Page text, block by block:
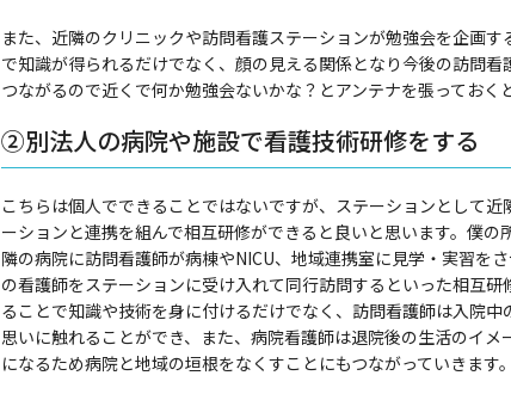
また、近隣のクリニックや訪問看護ステーションが勉強会を企画す
で知識が得られるだけでなく、顔の見える関係となり今後の訪問看
つながるので近くで何か勉強会ないかな？とアンテナを張っておく
②別法人の病院や施設で看護技術研修をする
こちらは個人でできることではないですが、ステーションとして近
ーションと連携を組んで相互研修ができると良いと思います。僕の
隣の病院に訪問看護師が病棟やNICU、地域連携室に見学・実習を
の看護師をステーションに受け入れて同行訪問するといった相互研
ることで知識や技術を身に付けるだけでなく、訪問看護師は入院
思いに触れることができ、また、病院看護師は退院後の生活のイメ
になるため病院と地域の垣根をなくすことにもつながっていきます。